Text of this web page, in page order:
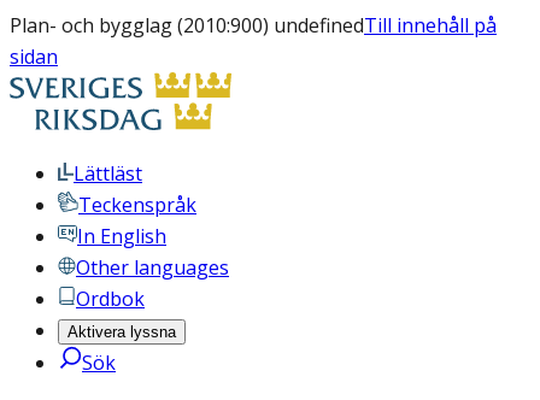
Plan- och bygglag (2010:900) undefinedTill innehåll på
sidan
Lättläst
Teckenspråk
In English
Other languages
Ordbok
Aktivera lyssna
Sök